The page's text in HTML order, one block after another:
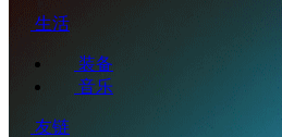
生活
装备
音乐
友链